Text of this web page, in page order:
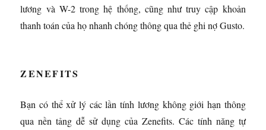
lương và W-2 trong hệ thống, cũng như truy cập khoản
thanh toán của họ nhanh chóng thông qua thẻ ghi nợ Gusto.
ZENEFITS
Bạn có thể xử lý các lần tính lương không giới hạn thông
qua nền tảng dễ sử dụng của Zenefits. Các tính năng tự